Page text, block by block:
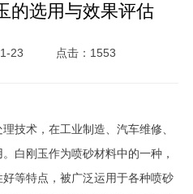
的选用与效果评估
23 点击：1553
技术，在工业制造、汽车维修、
白刚玉作为喷砂材料中的一种，
等特点，被广泛运用于各种喷砂